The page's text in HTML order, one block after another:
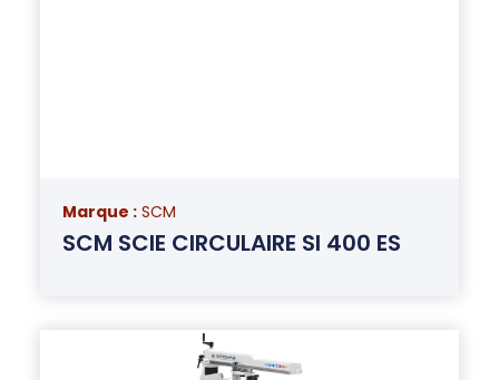
Marque : SCM
SCM SCIE CIRCULAIRE SI 400 ES